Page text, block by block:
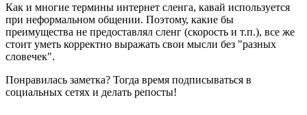
Как и многие термины интернет сленга, кавай используется
при неформальном общении. Поэтому, какие бы
преимущества не предоставлял сленг (скорость и т.п.), все же
стоит уметь корректно выражать свои мысли без "разных
словечек".
Понравилась заметка? Тогда время подписываться в
социальных сетях и делать репосты!